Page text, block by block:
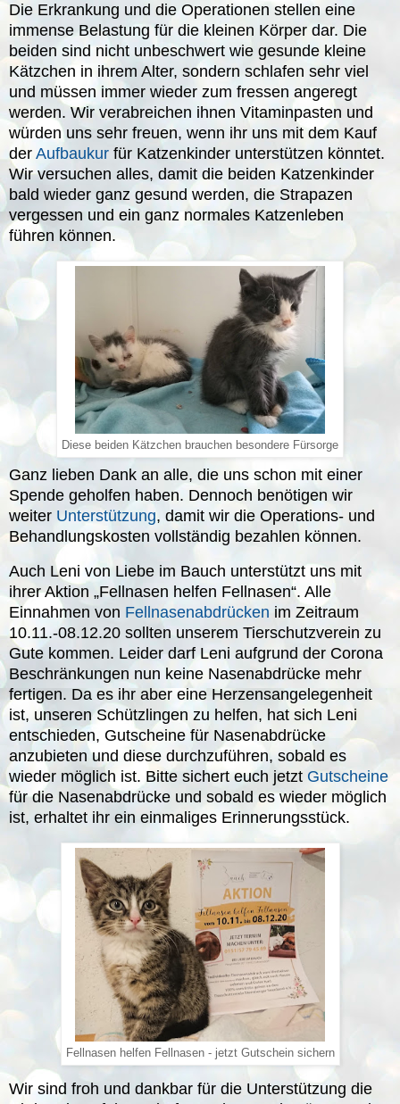
Die Erkrankung und die Operationen stellen eine
immense Belastung für die kleinen Körper dar. Die
beiden sind nicht unbeschwert wie gesunde kleine
Kätzchen in ihrem Alter, sondern schlafen sehr viel
und müssen immer wieder zum fressen angeregt
werden. Wir verabreichen ihnen Vitaminpasten und
würden uns sehr freuen, wenn ihr uns mit dem Kauf
der Aufbaukur für Katzenkinder unterstützen könntet.
Wir versuchen alles, damit die beiden Katzenkinder
bald wieder ganz gesund werden, die Strapazen
vergessen und ein ganz normales Katzenleben
führen können.
Diese beiden Kätzchen brauchen besondere Fürsorge
Ganz lieben Dank an alle, die uns schon mit einer
Spende geholfen haben. Dennoch benötigen wir
weiter Unterstützung, damit wir die Operations- und
Behandlungskosten vollständig bezahlen können.
Auch Leni von Liebe im Bauch unterstützt uns mit
ihrer Aktion „Fellnasen helfen Fellnasen“. Alle
Einnahmen von Fellnasenabdrücken im Zeitraum
10.11.-08.12.20 sollten unserem Tierschutzverein zu
Gute kommen. Leider darf Leni aufgrund der Corona
Beschränkungen nun keine Nasenabdrücke mehr
fertigen. Da es ihr aber eine Herzensangelegenheit
ist, unseren Schützlingen zu helfen, hat sich Leni
entschieden, Gutscheine für Nasenabdrücke
anzubieten und diese durchzuführen, sobald es
wieder möglich ist. Bitte sichert euch jetzt Gutscheine
für die Nasenabdrücke und sobald es wieder möglich
ist, erhaltet ihr ein einmaliges Erinnerungsstück.
Fellnasen helfen Fellnasen - jetzt Gutschein sichern
Wir sind froh und dankbar für die Unterstützung die